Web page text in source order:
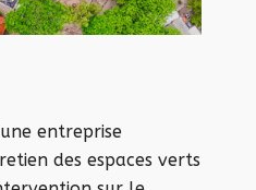
entreprise
des espaces verts